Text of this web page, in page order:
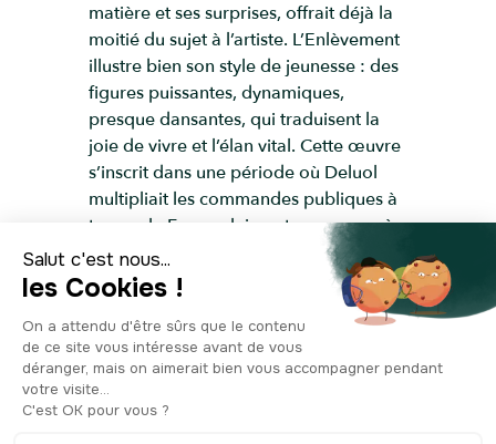
matière et ses surprises, offrait déjà la
moitié du sujet à l’artiste. L’Enlèvement
illustre bien son style de jeunesse : des
figures puissantes, dynamiques,
presque dansantes, qui traduisent la
joie de vivre et l’élan vital. Cette œuvre
s’inscrit dans une période où Deluol
multipliait les commandes publiques à
travers la France, laissant sa marque à
Saint-Gaudens, Manosque, Louviers ou
encore La Seyne-sur-Mer. En
contemplez non seulement une œuvre
monumentale des années 1930, mais
aussi un témoin du renouveau
sculptural de l’entre-deux-guerres.